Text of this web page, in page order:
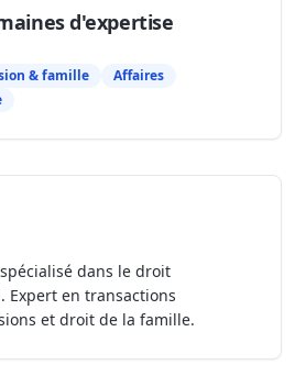
d'expertise
& famille
Affaires
dans le droit
en transactions
et droit de la famille.